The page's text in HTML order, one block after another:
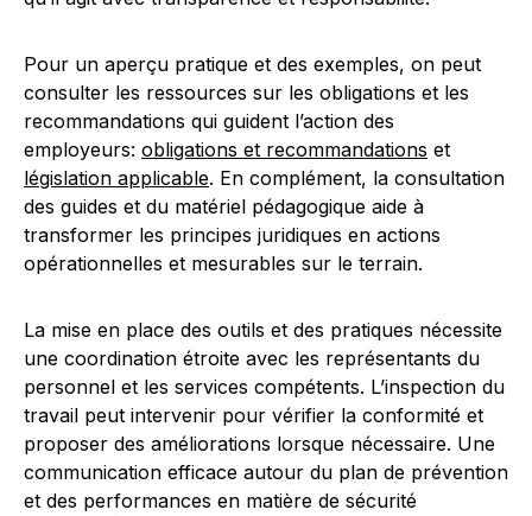
Pour un aperçu pratique et des exemples, on peut
consulter les ressources sur les obligations et les
recommandations qui guident l’action des
employeurs: obligations et recommandations et
législation applicable. En complément, la consultation
des guides et du matériel pédagogique aide à
transformer les principes juridiques en actions
opérationnelles et mesurables sur le terrain.
La mise en place des outils et des pratiques nécessite
une coordination étroite avec les représentants du
personnel et les services compétents. L’inspection du
travail peut intervenir pour vérifier la conformité et
proposer des améliorations lorsque nécessaire. Une
communication efficace autour du plan de prévention
et des performances en matière de sécurité